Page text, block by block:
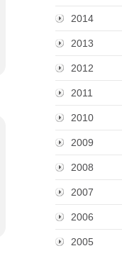
2014
2013
2012
2011
2010
2009
2008
2007
2006
2005